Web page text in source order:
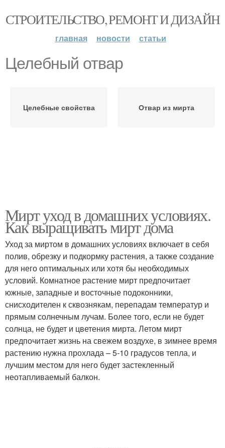
СТРОИТЕЛЬСТВО, РЕМОНТ И ДИЗАЙН
главная новости статьи
Целебный отвар
Целебные свойства Отвар из мирта
Мирт уход в домашних условиях.
Как выращивать мирт дома
Уход за миртом в домашних условиях включает в себя
полив, обрезку и подкормку растения, а также создание
для него оптимальных или хотя бы необходимых
условий. Комнатное растение мирт предпочитает
южные, западные и восточные подоконники,
снисходителен к сквознякам, перепадам температур и
прямым солнечным лучам. Более того, если не будет
солнца, не будет и цветения мирта. Летом мирт
предпочитает жизнь на свежем воздухе, в зимнее время
растению нужна прохлада – 5-10 градусов тепла, и
лучшим местом для него будет застекленный
неотапливаемый балкон.